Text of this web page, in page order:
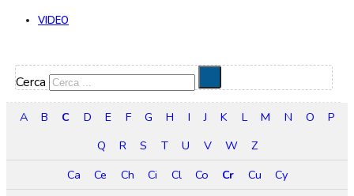
VIDEO
Cerca
A B C D E F G H I J K L M N O
P
Q
R S T U V W
Z
Ca
Ce Ch Ci Cl Co Cr Cu Cy